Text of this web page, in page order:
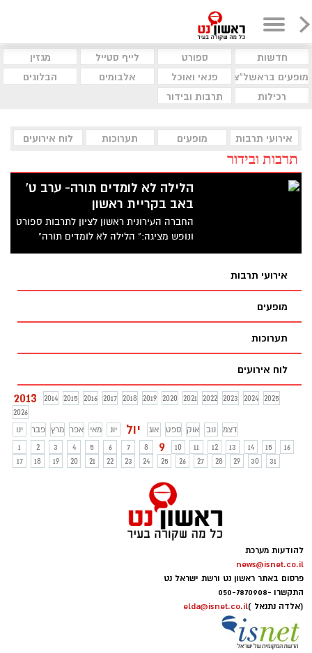
חדשות ספורט לייף סטייל
מגזין
מופעים בראשל"צ
פנאי ואוכל אלבומים
הבלוגים
רכילות
תרבות ובידור
אירועי תרבות מופעים תערוכות לוח אירועים
תרבות ובידור
הלילה לא לומדים תורה- ערב ט'
באב בקריית ראשון
החברה העירונית ראשון לציון לתרבות ספורט
ונופש מציגה:" הלילה לא לומדים תורה"
המרכז קהילתי קריית ראשון. האירוע יתקיים
אירועי תרבות
מופעים
תערוכות
לוח אירועים
2013 2014 2015 2016 2017 2018 2019 2020 2021 2022 2023 2024 2025
2026
ינו
פבר מרץ אפר מאי יונ יול אוג ספט אוק נוב
דצמ
1
2 3 4 5 6 7 8 9 10 11 12 13 14 15
16
17
18 19 20 21 22 23 24 25 26 27 28 29 30 31
להודעות מערכת
news@isnet.co.il
פרסום באתר ראשון נט ורשת ישראל נט
התקשרו -050-7870908
(אלדה נתנאל )elda@isnet.co.il